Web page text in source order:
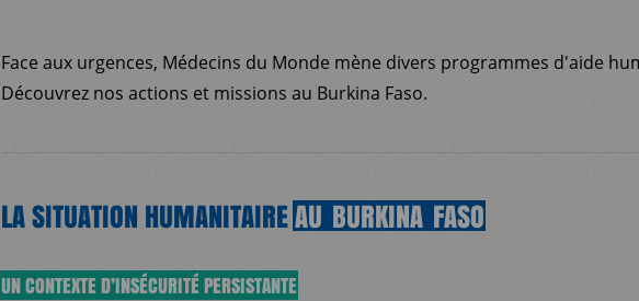
Face aux urgences, Médecins du Monde mène divers programmes d'aide
Découvrez nos actions et missions au Burkina Faso.
LA SITUATION HUMANITAIREAU BURKINA FASO
UN CONTEXTE D’INSÉCURITÉ PERSISTANTE